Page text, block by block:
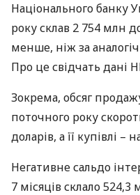
Національного банку
року склав 2 754 млн
менше, ніж за
Про це свідчать дані
Зокрема, обсяг
поточного року
доларів, а її купівлі –
Негативне сальдо
7 місяців склало